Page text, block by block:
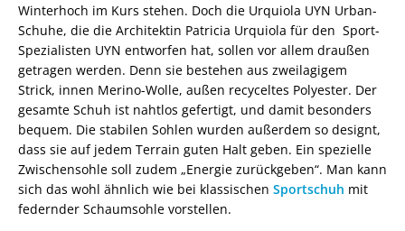
Winterhoch im Kurs stehen. Doch die Urquiola UYN Urban-
Schuhe, die die Architektin Patricia Urquiola für den Sport-
Spezialisten UYN entworfen hat, sollen vor allem draußen
getragen werden. Denn sie bestehen aus zweilagigem
Strick, innen Merino-Wolle, außen recyceltes Polyester. Der
gesamte Schuh ist nahtlos gefertigt, und damit besonders
bequem. Die stabilen Sohlen wurden außerdem so designt,
dass sie auf jedem Terrain guten Halt geben. Ein spezielle
Zwischensohle soll zudem „Energie zurückgeben“. Man kann
sich das wohl ähnlich wie bei klassischen Sportschuh mit
federnder Schaumsohle vorstellen.